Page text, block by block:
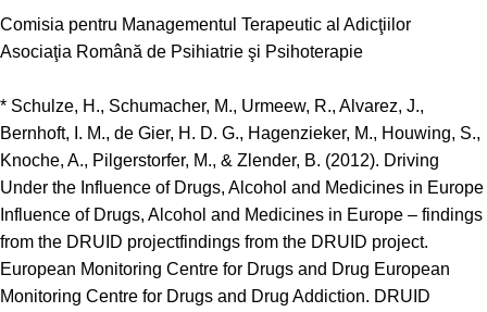
Comisia pentru Managementul Terapeutic al Adicţiilor
Asociaţia Română de Psihiatrie şi Psihoterapie
* Schulze, H., Schumacher, M., Urmeew, R., Alvarez, J.,
Bernhoft, I. M., de Gier, H. D. G., Hagenzieker, M., Houwing, S.,
Knoche, A., Pilgerstorfer, M., & Zlender, B. (2012). Driving
Under the Influence of Drugs, Alcohol and Medicines in Europe
Influence of Drugs, Alcohol and Medicines in Europe – findings
from the DRUID projectfindings from the DRUID project.
European Monitoring Centre for Drugs and Drug European
Monitoring Centre for Drugs and Drug Addiction. DRUID